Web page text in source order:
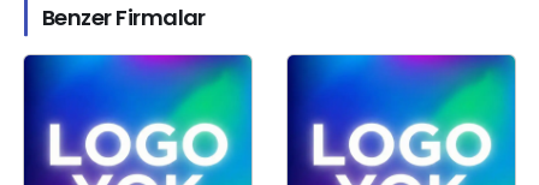
Benzer Firmalar